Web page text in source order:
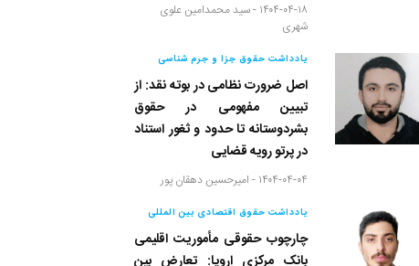
۱۴۰۴-۰۴-۱۸ - سید محمدامین علوی
شهری
یادداشت حقوق جزا و جرم شناسی
اصل ضرورت نظامی در بوته نقد: از
تبیین مفهومی در حقوق
بشردوستانه تا حدود و ثغور استناد
در پرتو رویه قضایی
۱۴۰۴-۰۴-۰۴ - امیرحسین دهقان پور
یادداشت حقوق اقتصادی بین المللی
چارچوب حقوقی مأموریت اقلیمی
بانک مرکزی اروپا: تعارض بین